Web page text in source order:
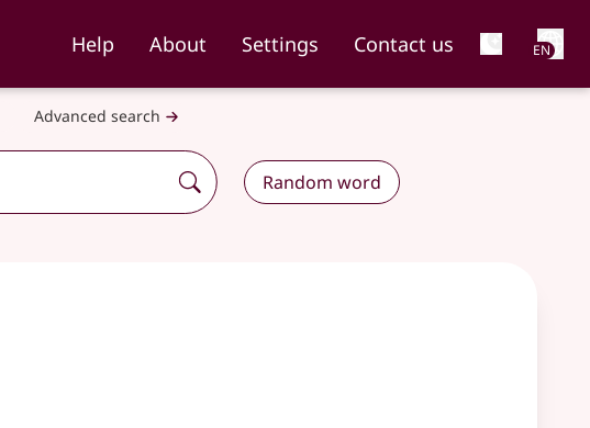
Help About Settings Contact us EN
Advanced search
Random word